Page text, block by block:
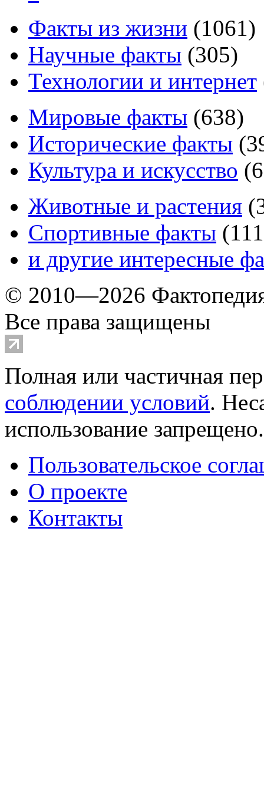
Факты из жизни (1061)
Научные факты (305)
Технологии и интернет
Мировые факты (638)
Исторические факты (
Культура и искусство (
Животные и растения (
Спортивные факты (111
и другие интересные
© 2010—2026
Все права защищены
Полная или частичная
соблюдении условий.
использование
Пользовательское
О проекте
Контакты